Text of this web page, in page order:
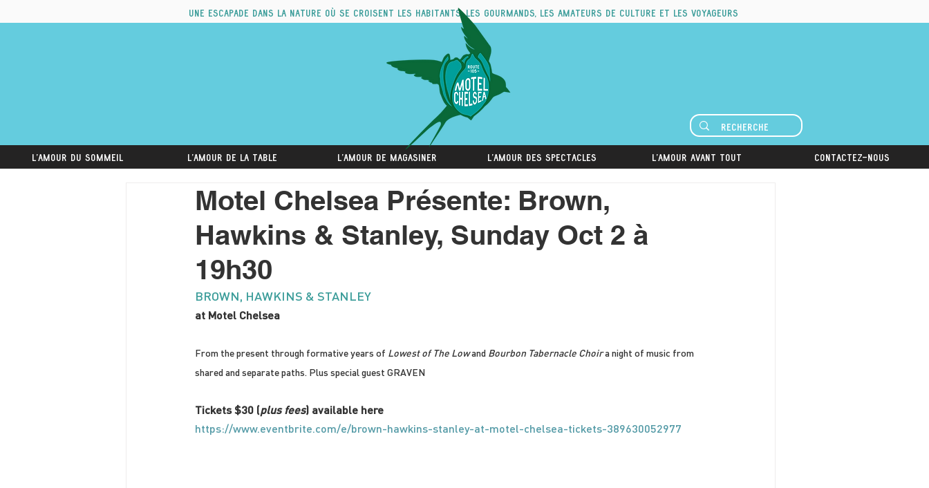
Une escapade dans la nature où se croisent les habitants, les gourmands, les amateurs de culture et les voyageurs
L'amour du sommeil L'amour de la table L'amour de magasiner L'amour des spectacles L'amour avant tout Contactez-nous
Motel Chelsea Présente: Brown,
Hawkins & Stanley, Sunday Oct 2 à
19h30
BROWN, HAWKINS & STANLEY
at Motel Chelsea
From the present through formative years of Lowest of The Low and Bourbon Tabernacle Choir a night of music from
shared and separate paths. Plus special guest GRAVEN
Tickets $30 (plus fees) available here
https://www.eventbrite.com/e/brown-hawkins-stanley-at-motel-chelsea-tickets-389630052977